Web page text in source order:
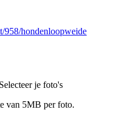
958/hondenloopweide
Selecteer je foto's
van 5MB per foto.